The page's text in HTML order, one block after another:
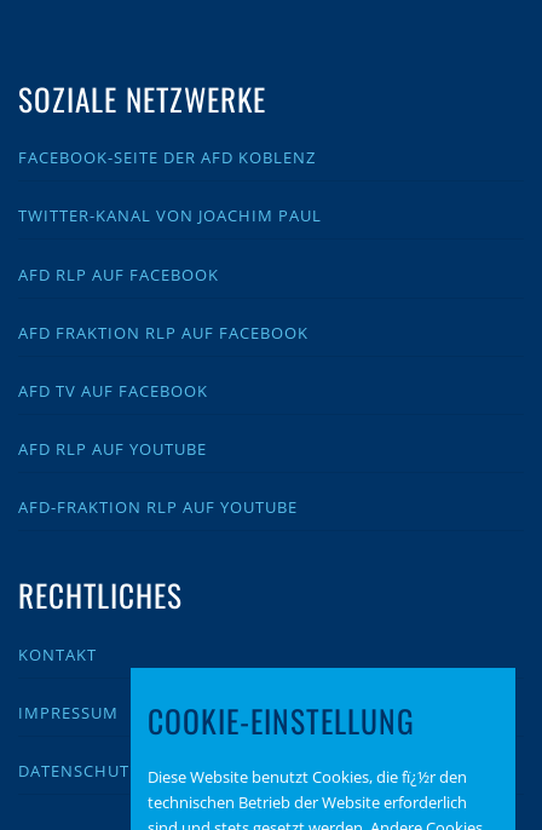
SOZIALE NETZWERKE
FACEBOOK-SEITE DER AFD KOBLENZ
TWITTER-KANAL VON JOACHIM PAUL
AFD RLP AUF FACEBOOK
AFD FRAKTION RLP AUF FACEBOOK
AFD TV AUF FACEBOOK
AFD RLP AUF YOUTUBE
AFD-FRAKTION RLP AUF YOUTUBE
RECHTLICHES
KONTAKT
IMPRESSUM
DATENSCHUTZ
COOKIE-EINSTELLUNG
Diese Website benutzt Cookies, die fï¿½r den
technischen Betrieb der Website erforderlich